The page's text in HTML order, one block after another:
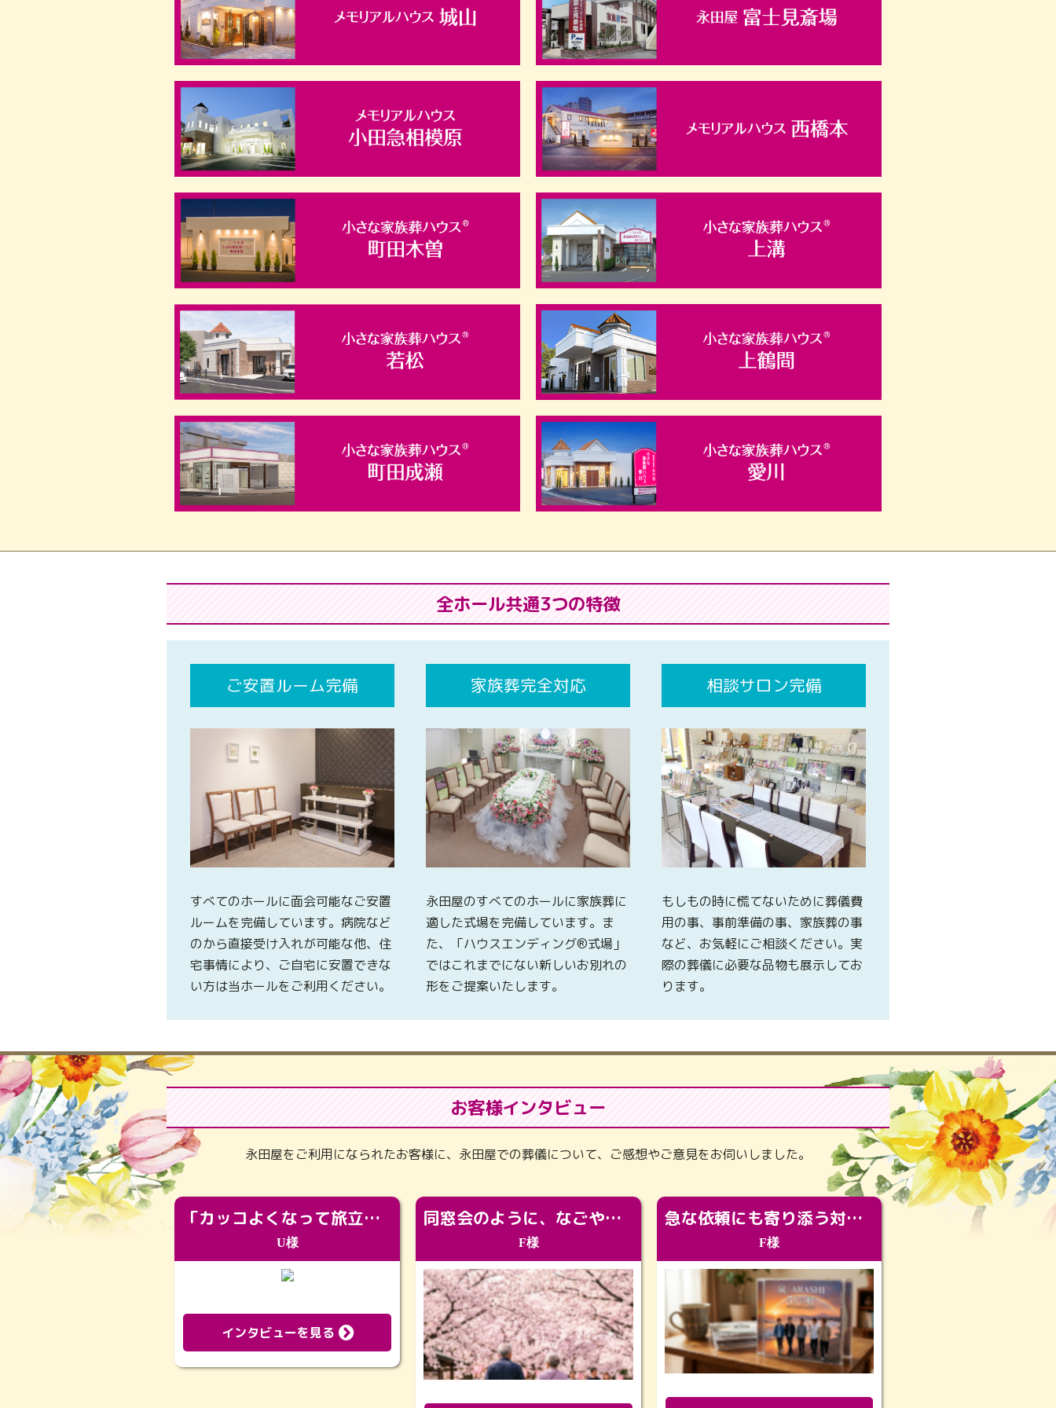
全ホール共通3つの特徴
ご安置ルーム完備
すべてのホールに面会可能なご安置
ルームを完備しています。病院など
のから直接受け入れが可能な他、住
宅事情により、ご自宅に安置できな
い方は当ホールをご利用ください。
家族葬完全対応
永田屋のすべてのホールに家族葬に
適した式場を完備しています。ま
た、「ハウスエンディング®式場」
ではこれまでにない新しいお別れの
形をご提案いたします。
相談サロン完備
もしもの時に慌てないために葬儀費
用の事、事前準備の事、家族葬の事
など、お気軽にご相談ください。実
際の葬儀に必要な品物も展示してお
ります。
お客様インタビュー
永田屋をご利用になられたお客様に、永田屋での葬儀について、ご感想やご意見をお伺いしました。
「カッコよくなって旅立っていってくれました（笑）もっとカッコいいって言ってあげればよかったな」
U様
インタビューを見る
同窓会のように、なごやかに。92歳の旅立ちを彩った、再会と感謝の場
F様
急な依頼にも寄り添う対応。メモリアルコーナーで振り返る大切な日々
F様